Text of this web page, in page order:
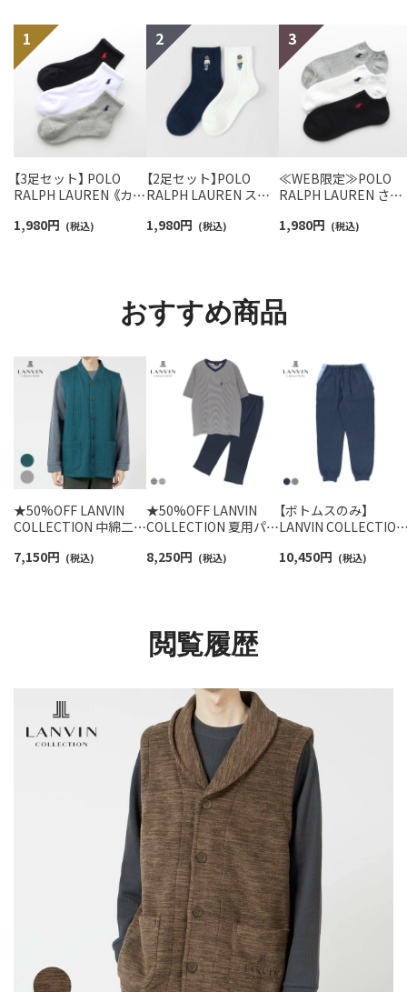
【3足セット】 POLO
RALPH LAUREN 《カラ
ンポイントソックス シ
1,980円 (税込)
【2足セット】POLO
RALPH LAUREN スタ
ロベア オーガニックコ
1,980円 (税込)
≪WEB限定≫POLO
RALPH LAUREN さら
スニーカー丈ソックス
1,980円 (税込)
おすすめ商品
★50%OFF LANVIN
COLLECTION 中綿二ッ
ゴ 半纏 はんてん【M・L
7,150円 (税込)
★50%OFF LANVIN
COLLECTION 夏用パジ
イズ】先染め 天竺杢ボ
8,250円 (税込)
【ボトムスのみ】
LANVIN COLLECTION
バイカラー無地 綿
10,450円 (税込)
閲覧履歴